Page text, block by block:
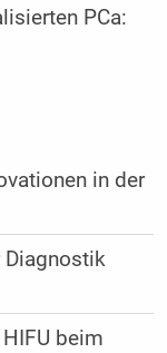
PCa:
in der
Diagnostik
beim